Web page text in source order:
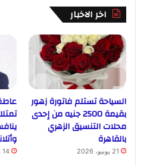
اخر الاخبار
السياحة تستلم فاتورة زهور
بقيمة 2500 جنيه من إحدى
محلات التنسيق الزهري
بالقاهرة
21 يونيو، 2026 14 مايو، 2026